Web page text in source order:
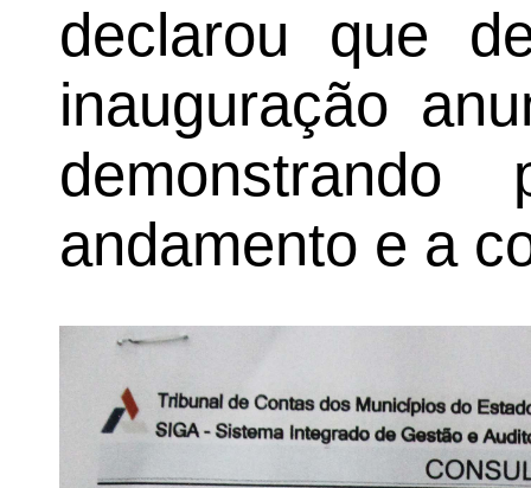
declarou que
inauguração
andamento e a